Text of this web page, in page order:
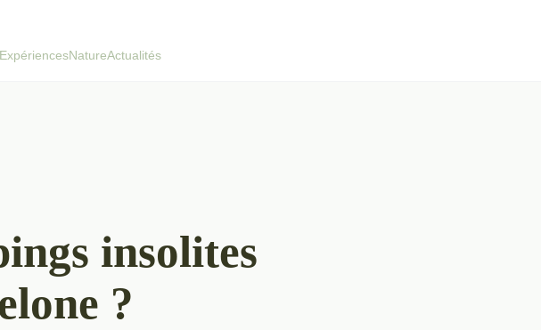
ExpériencesNatureActualités
insolites
?